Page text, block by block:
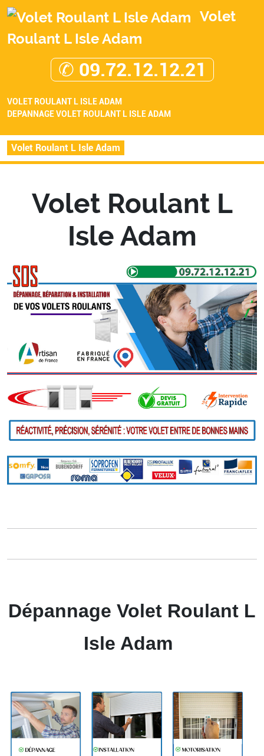
Volet
Roulant L Isle Adam
✆ 09.72.12.12.21
VOLET ROULANT L ISLE ADAM
DEPANNAGE VOLET ROULANT L ISLE ADAM
Volet Roulant L Isle Adam
Volet Roulant L
Isle Adam
Dépannage Volet Roulant L
Isle Adam